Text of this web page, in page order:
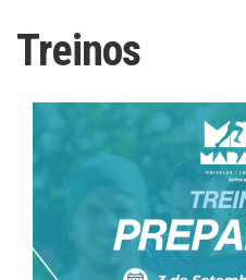
Treinos